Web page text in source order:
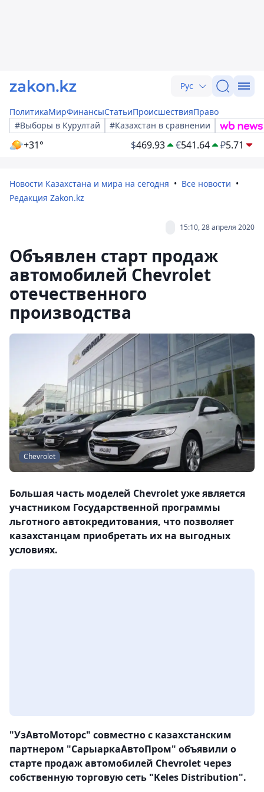
Рус
ПолитикаМирФинансыСтатьиПроисшествияПраво
#Выборы в Курултай
#Казахстан в сравнении
+31° $469.93 €541.64 ₽5.71
Новости Казахстана и мира на сегодня
Все новости
Редакция Zakon.kz
15:10, 28 апреля 2020
Объявлен старт продаж
автомобилей Сhevrolet
отечественного
производства
Chevrolet
Большая часть моделей Chevrolet уже является
участником Государственной программы
льготного автокредитования, что позволяет
казахстанцам приобретать их на выгодных
условиях.
"УзАвтоМоторс" совместно с казахстанским
партнером "СарыаркаАвтоПром" объявили о
старте продаж автомобилей Chevrolet через
собственную торговую сеть "Keles Distribution".